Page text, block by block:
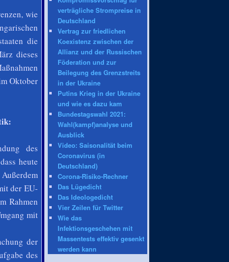
wie
die
dieses
Oktober
des
heute
der EU-
Rahmen
mit
der
des
verträgliche Strompreise in
Deutschland
Vertrag zur friedlichen
Koexistenz zwischen der
Allianz und der Russischen
Föderation und zur
Beilegung des Grenzstreits
in der Ukraine
Putins Krieg in der Ukraine
und wie es dazu kam
Bundestagswahl 2021:
Wahl(kampf)analyse und
Ausblick
Video: Saisonalität beim
Coronavirus (in
Deutschland)
Corona-Risiko-Rechner
Das Lügedicht
Das Ideologedicht
Vier Zeilen für Twitter
Wie das
Infektionsgeschehen mit
Massentests effektiv gesenkt
werden kann